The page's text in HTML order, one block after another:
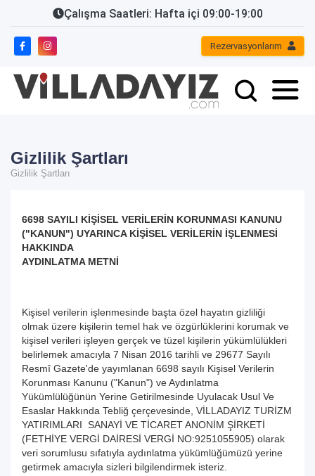
Çalışma Saatleri: Hafta içi 09:00-19:00
Rezervasyonlarım
Gizlilik Şartları
Gizlilik Şartları
6698 SAYILI KİŞİSEL VERİLERİN KORUNMASI KANUNU
("KANUN") UYARINCA KİŞİSEL VERİLERİN İŞLENMESİ
HAKKINDA
AYDINLATMA METNİ
Kişisel verilerin işlenmesinde başta özel hayatın gizliliği
olmak üzere kişilerin temel hak ve özgürlüklerini korumak ve
kişisel verileri işleyen gerçek ve tüzel kişilerin yükümlülükleri
belirlemek amacıyla 7 Nisan 2016 tarihli ve 29677 Sayılı
Resmî Gazete'de yayımlanan 6698 sayılı Kişisel Verilerin
Korunması Kanunu ("Kanun") ve Aydınlatma
Yükümlülüğünün Yerine Getirilmesinde Uyulacak Usul Ve
Esaslar Hakkında Tebliğ çerçevesinde, VİLLADAYIZ TURİZM
YATIRIMLARI SANAYİ VE TİCARET ANONİM ŞİRKETİ
(FETHİYE VERGİ DAİRESİ VERGİ NO:9251055905) olarak
veri sorumlusu sıfatıyla aydınlatma yükümlüğümüzü yerine
getirmek amacıyla sizleri bilgilendirmek isteriz.